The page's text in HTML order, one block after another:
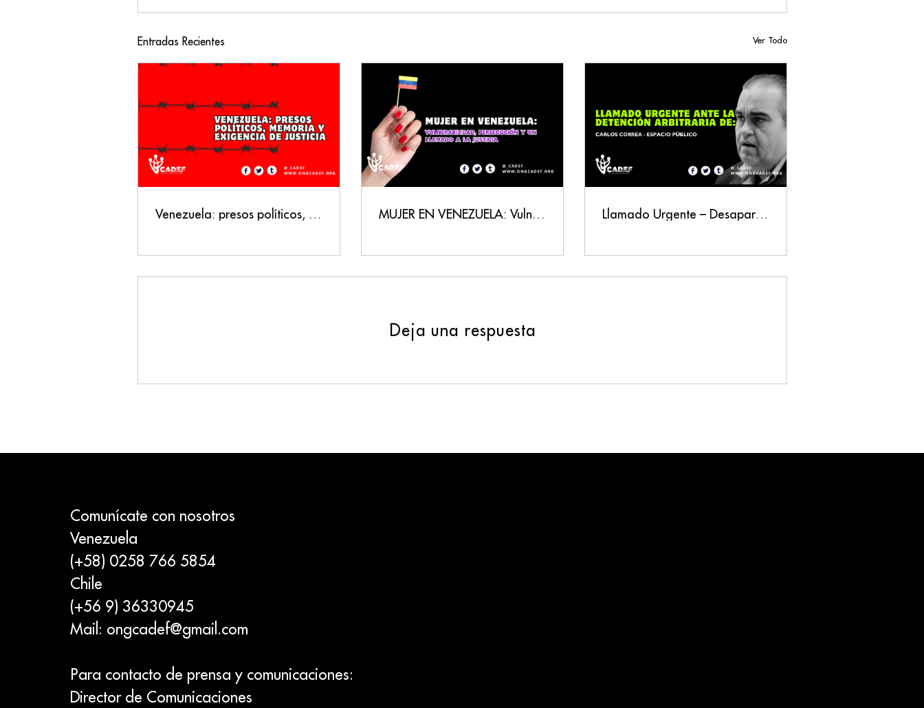
Entradas Recientes Ver Todo
Venezuela: presos políticos, memoria y exigencia de justicia MUJER EN VENEZUELA: Vulnerabilidad, Persecución y un Llamado a la Justicia Llamado Urgente – Desaparición forzada del defensor Carlos Correa
Deja una respuesta
Comunícate con nosotros
Venezuela
(+58) 0258 766 5854
Chile
(+56 9) 36330945
Mail: ongcadef@gmail.com
Para contacto de prensa y comunicaciones:
Director de Comunicaciones